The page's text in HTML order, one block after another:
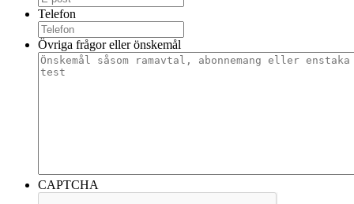
Telefon
Övriga frågor eller önskemål
CAPTCHA